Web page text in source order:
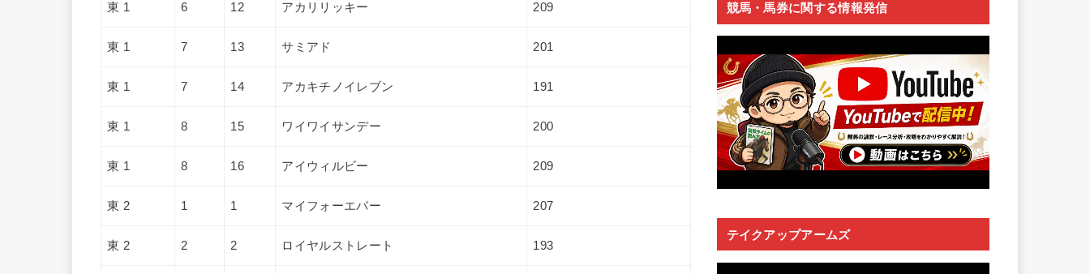
東 1 6 12 アカリリッキー 209
東 1 7 13 サミアド 201
東 1 7 14 アカキチノイレブン 191
東 1 8 15 ワイワイサンデー 200
東 1 8 16 アイウィルビー 209
東 2 1 1 マイフォーエバー 207
東 2 2 2 ロイヤルストレート 193
競馬・馬券に関する情報発信
テイクアップアームズ